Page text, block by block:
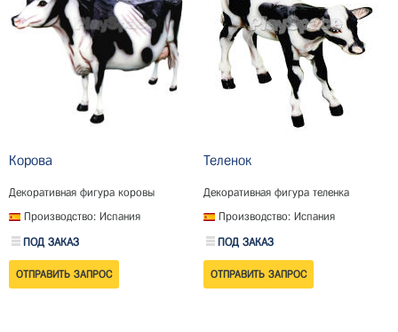
Корова
Декоративная фигура коровы
Производство: Испания
ПОД ЗАКАЗ
Теленок
Декоративная фигура теленка
Производство: Испания
ПОД ЗАКАЗ